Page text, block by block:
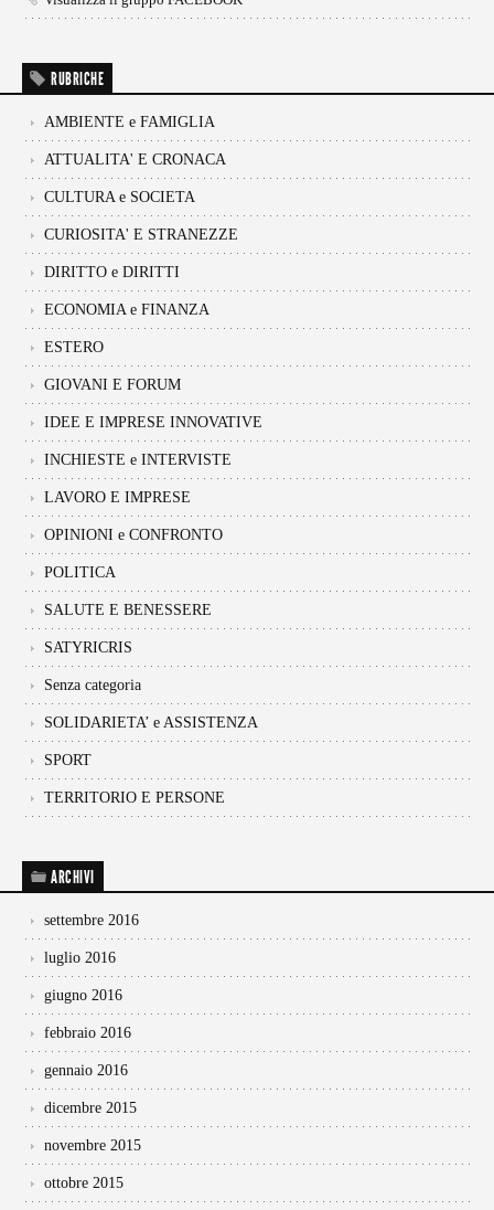
RUBRICHE
AMBIENTE e FAMIGLIA
ATTUALITA' E CRONACA
CULTURA e SOCIETA
CURIOSITA' E STRANEZZE
DIRITTO e DIRITTI
ECONOMIA e FINANZA
ESTERO
GIOVANI E FORUM
IDEE E IMPRESE INNOVATIVE
INCHIESTE e INTERVISTE
LAVORO E IMPRESE
OPINIONI e CONFRONTO
POLITICA
SALUTE E BENESSERE
SATYRICRIS
Senza categoria
SOLIDARIETA’ e ASSISTENZA
SPORT
TERRITORIO E PERSONE
ARCHIVI
settembre 2016
luglio 2016
giugno 2016
febbraio 2016
gennaio 2016
dicembre 2015
novembre 2015
ottobre 2015